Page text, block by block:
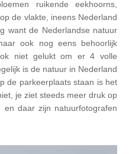
ruikende eekhoorns,
de vlakte, ineens Nederland
want de Nederlandse natuur
ook nog eens behoorlijk
niet gelukt om er 4 volle
is de natuur in Nederland
de parkeerplaats staan is het
je ziet steeds meer druk op
daar zijn natuurfotografen